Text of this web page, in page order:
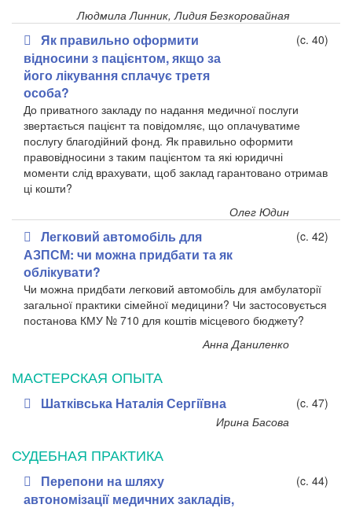
Людмила Линник, Лидия Безкоровайная
Як правильно оформити
відносини з пацієнтом, якщо за
його лікування сплачує третя
особа?
(c. 40)
До приватного закладу по надання медичної послуги
звертається пацієнт та повідомляє, що оплачуватиме
послугу благодійний фонд. Як правильно оформити
правовідносини з таким пацієнтом та які юридичні
моменти слід врахувати, щоб заклад гарантовано отримав
ці кошти?
Олег Юдин
Легковий автомобіль для
АЗПСМ: чи можна придбати та як
облікувати?
(c. 42)
Чи можна придбати легковий автомобіль для амбулаторії
загальної практики сімейної медицини? Чи застосовується
постанова КМУ № 710 для коштів місцевого бюджету?
Анна Даниленко
МАСТЕРСКАЯ ОПЫТА
Шатківська Наталія Сергіївна
(c. 47)
Ирина Басова
СУДЕБНАЯ ПРАКТИКА
Перепони на шляху
автономізації медичних закладів,
(c. 44)